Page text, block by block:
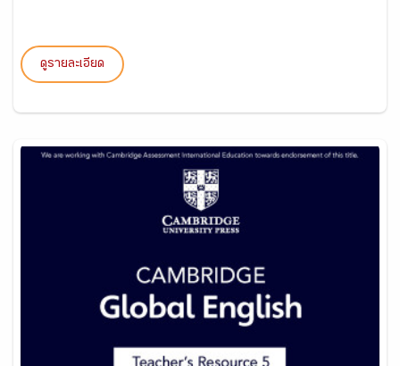
ดูรายละเอียด